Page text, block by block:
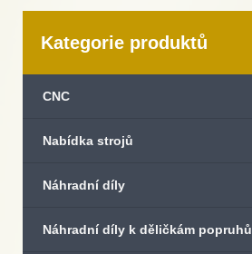
Kategorie produktů
CNC
Nabídka strojů
Náhradní díly
Náhradní díly k děličkám popruhů